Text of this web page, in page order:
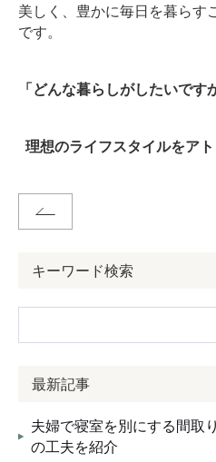
美しく、豊かに毎日を暮らす
です。
「どんな暮らしがしたいです
理想のライフスタイルをア
キーワード検索
最新記事
夫婦で寝室を別にする間取
の工夫を紹介